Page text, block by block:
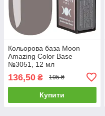
Кольорова база Moon
Amazing Color Base
№3051, 12 мл
136,50 ₴ 195 ₴
Купити